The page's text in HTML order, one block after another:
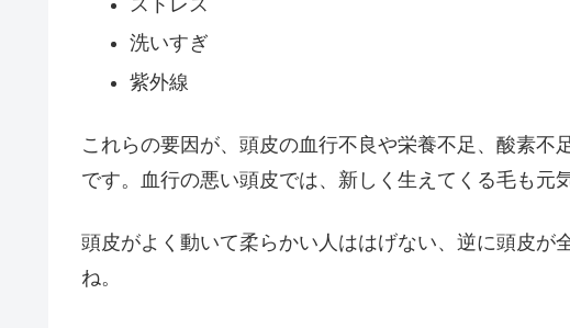
洗いすぎ
紫外線
これらの要因が、頭皮の血行不良や栄養不足、酸素不
です。血行の悪い頭皮では、新しく生えてくる毛も元
頭皮がよく動いて柔らかい人ははげない、逆に頭皮が
ね。